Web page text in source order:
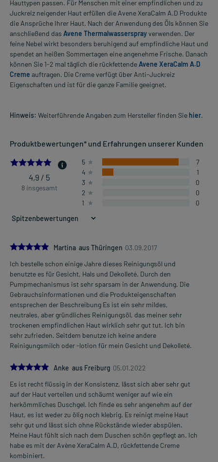
Hauttypen passen. Für Menschen mit einer empfindlichen und zu
Juckreiz neigender Haut erfüllen die Avene XeraCalm A.D Produkte
die Ansprüche Ihrer Haut. Nach der Anwendung des Öls können Sie
anschließend das Avene Thermalwassersprayverwenden. Der
feine Nebel wirkt besonders beruhigend auf empfindliche Haut und
spendet an heißen Sommertagen eine angenehme Frische. Danach
können Sie 1-2 mal täglich die rückfettendeAvene XeraCalm A.D
Creme auftragen. Die Creme verfügt über Anti-Juckreiz
Eigenschaften und ist für die ganze Familie geeignet.
Hinweis: Weiterführende Angaben zum Hersteller finden Sie hier.
Produktbewertungen* und Erfahrungen unserer Kunden
4.875
4,9 / 5
8 insgesamt
5
7
4
1
3
0
2
0
1
0
5.0
Martina aus Thüringen 03.09.2017
Ich bestelle schon einige Jahre dieses Reinigungsöl und
benutzte es für Gesicht, Hals und Dekolleté. Durch den
Pumpmechanismus ist sehr sparsam in der Anwendung. Die
Gebrauchsinformationen und die Produkteigenschaften
entsprechen der Beschreibung Es ist ein sehr mildes,
neutrales, aber gründliches Reinigungsöl, das meiner sehr
trockenen empfindlichen Haut wirklich sehr gut tut. Ich bin
sehr zufrieden. Seitdem benutze ich keine andere
Reinigungsmilch oder -lotion für mein Gesicht und Dekolleté.
5.0Anke aus Freiburg 05.01.2022
Es ist recht flüssig in der Konsistenz, lässt sich aber sehr gut
auf der Haut verteilen und schäumt weniger auf wie ein
herkömmliches Duschgel. Ich finde es sehr angenehm auf der
Haut, es ist weder zu ölig noch klebrig. Es reinigt meine Haut
sehr gut und lässt sich ohne Rückstände wieder abspülen.
Meine Haut fühlt sich nach dem Duschen schön gepflegt an. Ich
habe es mit der Avène XeraCalm A.D, rückfettende Creme
kombiniert.